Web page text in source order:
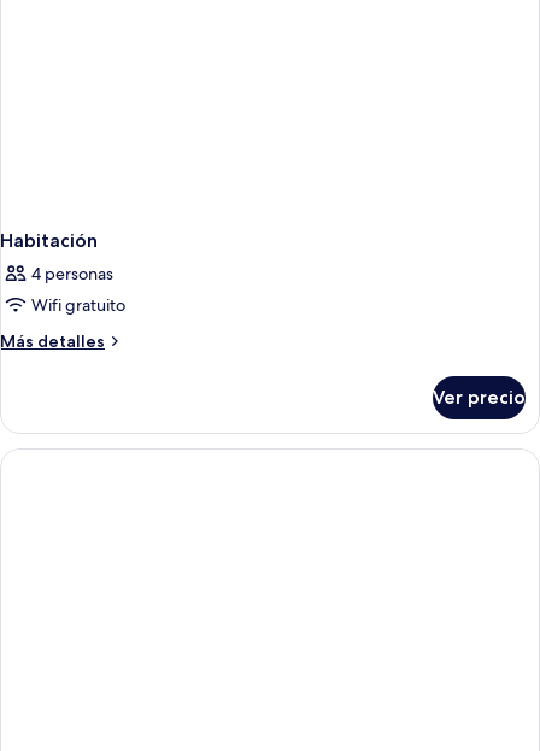
Habitación
4 personas
Wifi gratuito
Más detalles
Más
Ver precio